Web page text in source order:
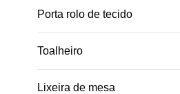
Porta rolo de tecido
Toalheiro
Lixeira de mesa